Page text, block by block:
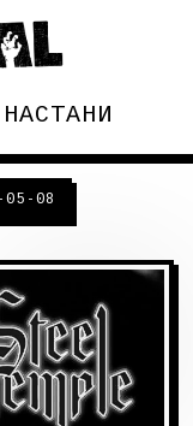
НАСТАНИ
05-08